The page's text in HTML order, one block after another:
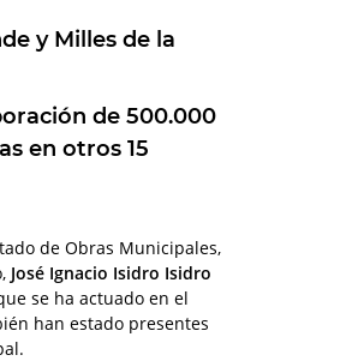
y Milles de la
de 500.000
en otros 15
de Obras Municipales,
José Ignacio Isidro Isidro
se ha actuado en el
han estado presentes